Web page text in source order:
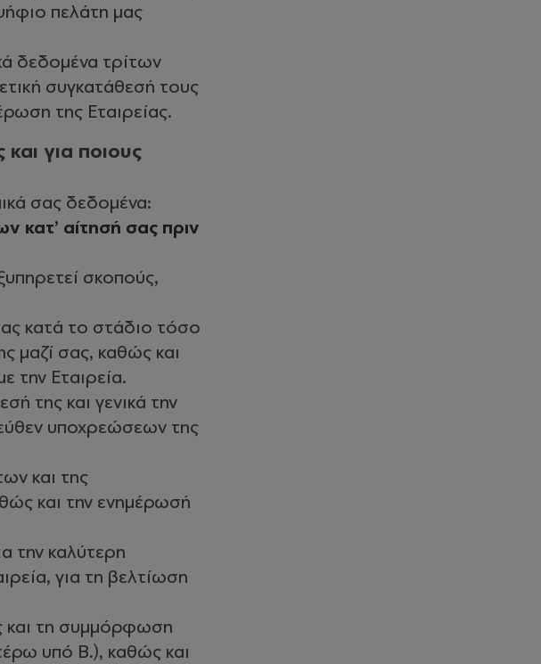
πελάτη μας
δεδομένα τρίτων
συγκατάθεσή τους
της Εταιρείας.
και για ποιους
σας δεδομένα:
κατ’ αίτησή σας πριν
σκοπούς,
κατά το στάδιο τόσο
μαζί σας, καθώς και
την Εταιρεία.
της και γενικά την
υποχρεώσεων της
και της
και την ενημέρωσή
την καλύτερη
για τη βελτίωση
και τη συμμόρφωση
υπό Β.), καθώς και